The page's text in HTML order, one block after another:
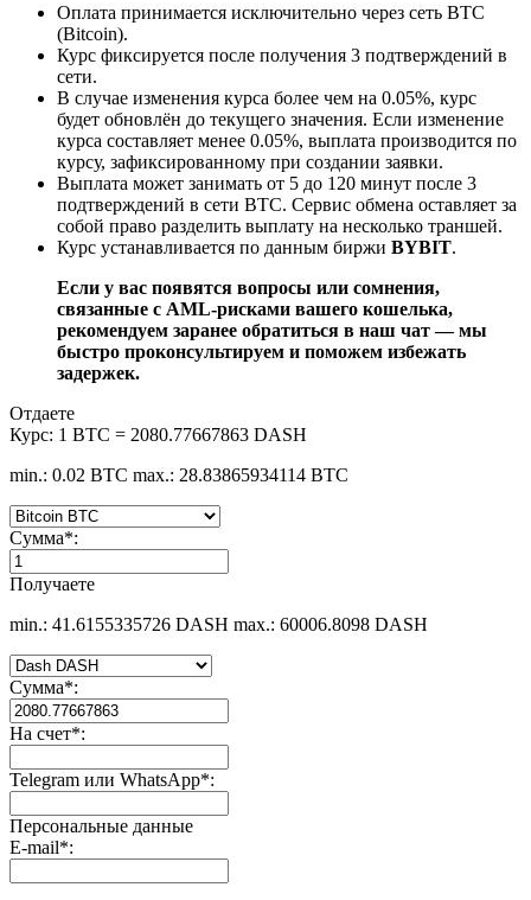
Оплата принимается исключительно через сеть BTC
(Bitcoin).
Курс фиксируется после получения 3 подтверждений в
сети.
В случае изменения курса более чем на 0.05%, курс
будет обновлён до текущего значения. Если изменение
курса составляет менее 0.05%, выплата производится по
курсу, зафиксированному при создании заявки.
Выплата может занимать от 5 до 120 минут после 3
подтверждений в сети BTC. Сервис обмена оставляет за
собой право разделить выплату на несколько траншей.
Курс устанавливается по данным биржи BYBIT.
Если у вас появятся вопросы или сомнения,
связанные с AML-рисками вашего кошелька,
рекомендуем заранее обратиться в наш чат — мы
быстро проконсультируем и поможем избежать
задержек.
Отдаете
Курс: 1 BTC = 2080.77667863 DASH
min.: 0.02 BTC max.: 28.83865934114 BTC
Сумма*:
Получаете
min.: 41.6155335726 DASH max.: 60006.8098 DASH
Сумма*:
На счет*:
Telegram или WhatsApp*:
Персональные данные
E-mail*: